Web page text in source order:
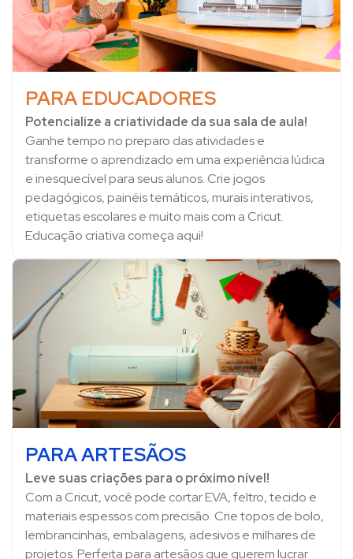
PARA EDUCADORES
Potencialize a criatividade da sua sala de aula!
Ganhe tempo no preparo das atividades e
transforme o aprendizado em uma experiência lúdica
e inesquecível para seus alunos. Crie jogos
pedagógicos, painéis temáticos, murais interativos,
etiquetas escolares e muito mais com a Cricut.
Educação criativa começa aqui!
PARA ARTESÃOS
Leve suas criações para o próximo nível!
Com a Cricut, você pode cortar EVA, feltro, tecido e
materiais espessos com precisão. Crie topos de bolo,
lembrancinhas, embalagens, adesivos e milhares de
projetos. Perfeita para artesãos que querem lucrar